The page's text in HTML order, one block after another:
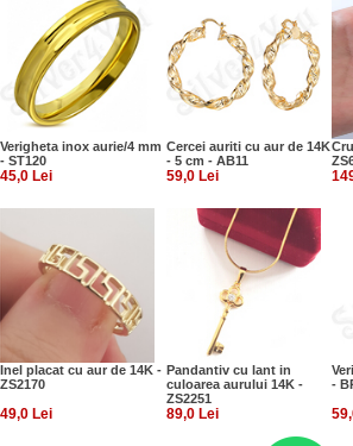
Verigheta inox aurie/4 mm
- ST120
Cercei auriti cu aur de 14K
- 5 cm - AB11
45,0 Lei 59,0 Lei
Inel placat cu aur de 14K -
ZS2170
Pandantiv cu lant in
culoarea aurului 14K -
ZS2251
-
49,0 Lei 89,0 Lei